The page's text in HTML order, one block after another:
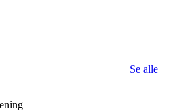
Se alle